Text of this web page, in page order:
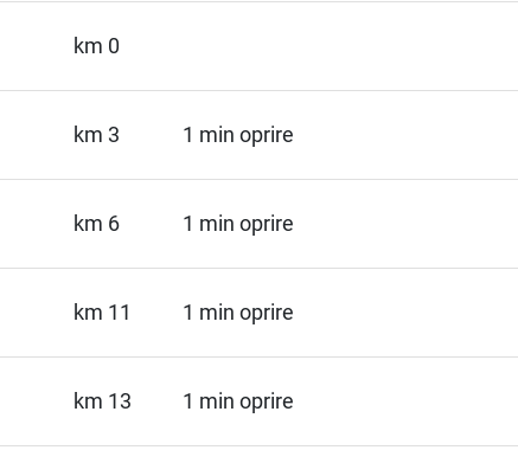
km 0
km 3 1 min oprire
km 6 1 min oprire
km 11 1 min oprire
km 13 1 min oprire